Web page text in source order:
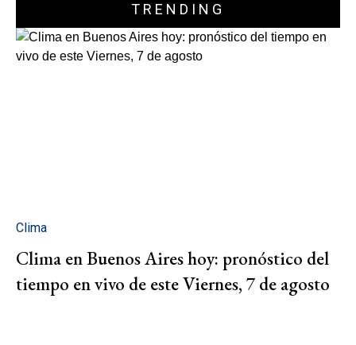
TRENDING
Clima
Clima en Buenos Aires hoy: pronóstico del
tiempo en vivo de este Viernes, 7 de agosto